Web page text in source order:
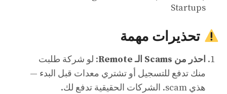
Startups
تحذيرات مهمة
احذر من Scams الـ Remote
: لو شركة طلبت
منك تدفع للتسجيل أو تشتري معدات قبل البدء —
هذي scam. الشركات الحقيقية تدفع لك.